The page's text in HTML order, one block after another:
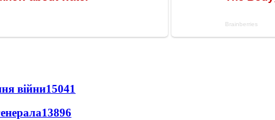
війни15041
13896